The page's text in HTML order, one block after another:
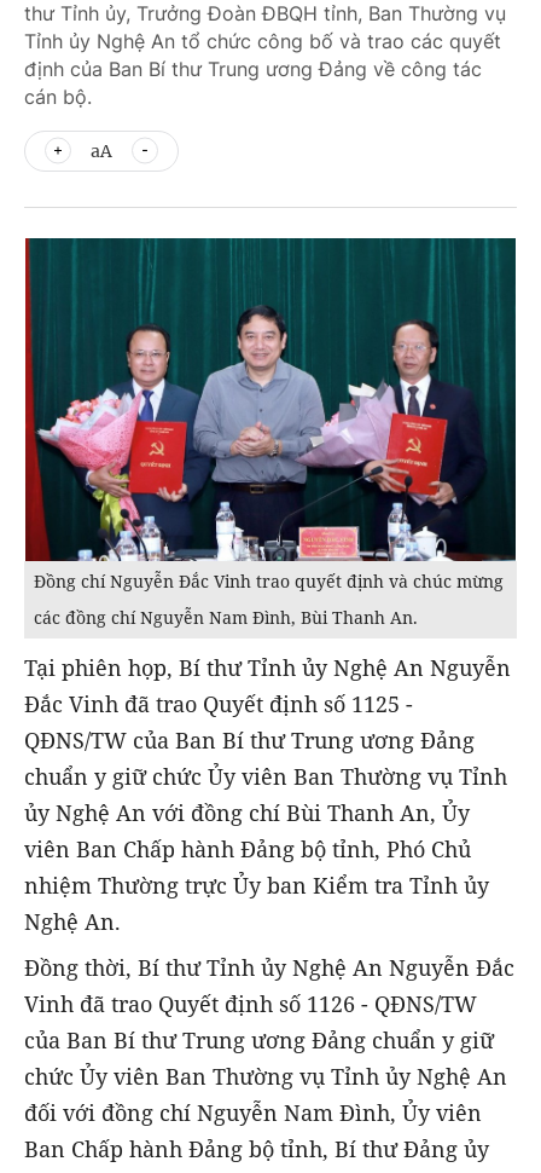
thư Tỉnh ủy, Trưởng Đoàn ĐBQH tỉnh, Ban Thường vụ
Tỉnh ủy Nghệ An tổ chức công bố và trao các quyết
định của Ban Bí thư Trung ương Đảng về công tác
cán bộ.
aA
Đồng chí Nguyễn Đắc Vinh trao quyết định và chúc mừng
các đồng chí Nguyễn Nam Đình, Bùi Thanh An.
Tại phiên họp, Bí thư Tỉnh ủy Nghệ An Nguyễn
Đắc Vinh đã trao Quyết định số 1125 -
QĐNS/TW của Ban Bí thư Trung ương Đảng
chuẩn y giữ chức Ủy viên Ban Thường vụ Tỉnh
ủy Nghệ An với đồng chí Bùi Thanh An, Ủy
viên Ban Chấp hành Đảng bộ tỉnh, Phó Chủ
nhiệm Thường trực Ủy ban Kiểm tra Tỉnh ủy
Nghệ An.
Đồng thời, Bí thư Tỉnh ủy Nghệ An Nguyễn Đắc
Vinh đã trao Quyết định số 1126 - QĐNS/TW
của Ban Bí thư Trung ương Đảng chuẩn y giữ
chức Ủy viên Ban Thường vụ Tỉnh ủy Nghệ An
đối với đồng chí Nguyễn Nam Đình, Ủy viên
Ban Chấp hành Đảng bộ tỉnh, Bí thư Đảng ủy